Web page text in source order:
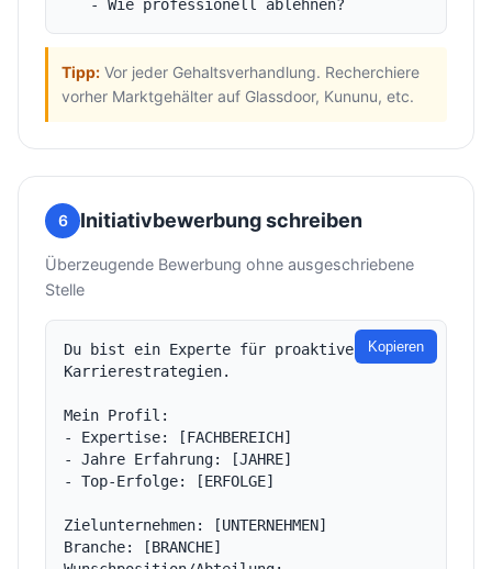
Tipp: Vor jeder Gehaltsverhandlung. Recherchiere
vorher Marktgehälter auf Glassdoor, Kununu, etc.
6 Initiativbewerbung schreiben
Überzeugende Bewerbung ohne ausgeschriebene
Stelle
Du bist ein Experte für proaktive
Karrierestrategien.
Mein Profil:
- Expertise: [FACHBEREICH]
- Jahre Erfahrung: [JAHRE]
- Top-Erfolge: [ERFOLGE]
Zielunternehmen: [UNTERNEHMEN]
Branche: [BRANCHE]
Kopieren